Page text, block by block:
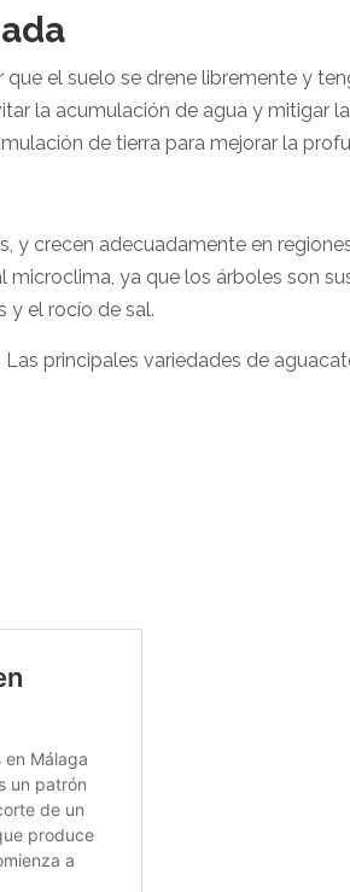
el suelo se drene libremente y
la acumulación de agua y mitigar
de tierra para mejorar la
y crecen adecuadamente en
microclima, ya que los árboles son
y el rocío de sal.
Las principales variedades de